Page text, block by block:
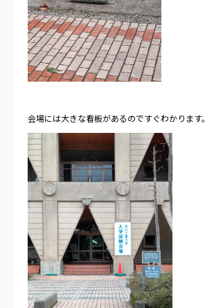
会場には大きな看板があるのですぐわかります。